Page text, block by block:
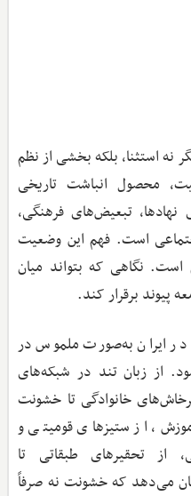
استثنا، بلکه بخشی از نظم
محصول انباشت تاریخی
نهادها، تبعیض‌های فرهنگی،
است. فهم این وضعیت
نگاهی که بتواند میان
پیوند برقرار کند.
ایران به‌صورت ملموس در
از زبان تند در شبکه‌های
خانوادگی تا خشونت
از ستیزهای قومیتی و
از تحقیرهای طبقاتی تا
می‌دهد که خشونت نه صرفاً